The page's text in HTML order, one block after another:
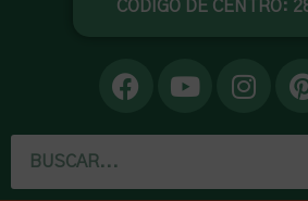
CÓDIGO DE CENTRO:
F
a
Y
o
I
n
i
Buscar